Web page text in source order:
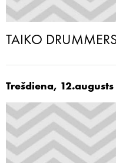
TAIKO
Trešdiena, 12.augusts